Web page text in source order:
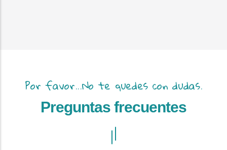
Por favor...No te quedes con dudas.
Preguntas frecuentes